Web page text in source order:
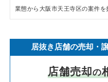
中華の居抜き売却物件の案件一
寿司の居抜き売却物件の案件
焼肉の居抜き売却物件の案件
千葉県の飲食店の居抜き売却物
神奈川県の飲食店の居抜き売
大阪府の飲食店の居抜き売却物
大阪市中央区の飲食店の居抜き
堺市北区の飲食店の居抜き売
堺市中区の飲食店の居抜き売
大阪府のラーメンの居抜き売却
大阪府のイタリア料理の居抜
大阪府の中華の居抜き売却物件
業態から大阪市天王寺区の案件を
大阪市天王寺区の中華の居抜
大阪市天王寺区のカフェの居
居抜き店舗の売却・
店舗売却の